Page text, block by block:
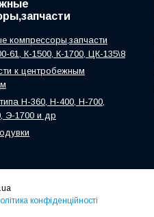
компрессоры,запчасти
61, К-1500, К-1700, ЦК-135\8
к центробежным
Н-360, Н-400, Н-700,
Э-1700 и др
конфіденційності